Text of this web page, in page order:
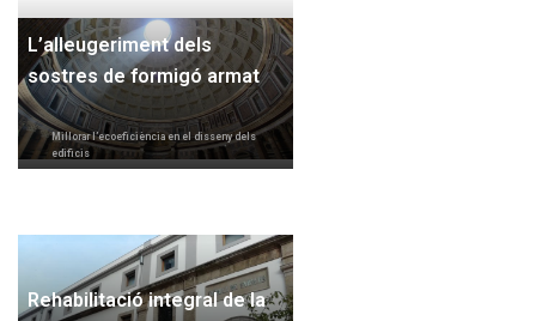
L’alleugeriment dels
sostres de formigó armat
Millorar l’ecoeficiència en el disseny dels
edificis
Rehabilitació integral de la